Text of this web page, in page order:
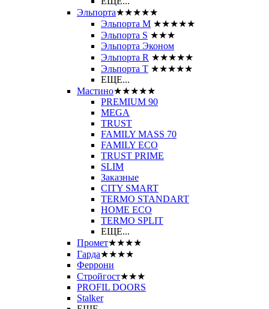
Эльпорта★★★★★
Эльпорта M ★★★★★
Эльпорта S ★★★
Эльпорта Эконом
Эльпорта R ★★★★★
Эльпорта Т ★★★★★
ЕЩЕ...
Мастино★★★★★
PREMIUM 90
MEGA
TRUST
FAMILY MASS 70
FAMILY ECO
TRUST PRIME
SLIM
Заказные
CITY SMART
TERMO STANDART
HOME ECO
ТЕRМО SPLIT
ЕЩЕ...
Промет★★★★
Гарда★★★★
Феррони
Стройгост★★★
PROFIL DOORS
Stalker